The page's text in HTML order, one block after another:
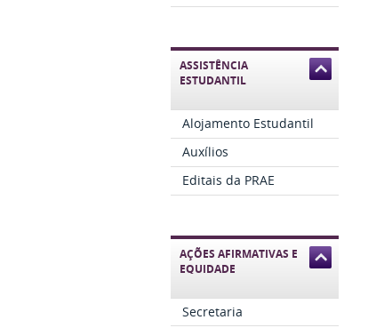
ASSISTÊNCIA
ESTUDANTIL
Alojamento Estudantil
Auxílios
Editais da PRAE
AÇÕES AFIRMATIVAS E
EQUIDADE
Secretaria